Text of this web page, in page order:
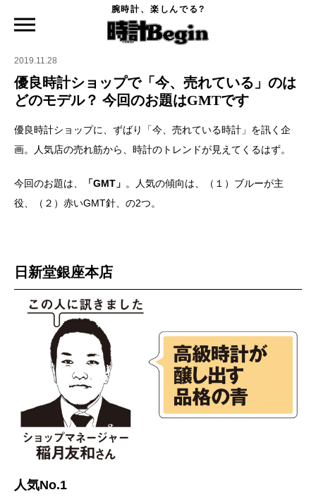
腕時計、楽しんでる?
優良時計ショップで「今、売れている」のはどのモデル？ 今回のお題はGMTです
2019.11.28
優良時計ショップで「今、売れている」のは
どのモデル？ 今回のお題はGMTです
優良時計ショップに、ずばり「今、売れている時計」を訊く企
画。人気店の売れ筋から、時計のトレンドが見えてくるはず。
今回のお題は、 「GMT」 。人気の傾向は、（１）ブルーが主
役、（２）赤いGMT針、の2つ。
日新堂銀座本店
人気No.1